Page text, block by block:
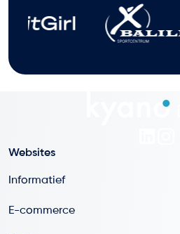
Websites
Informatief
E-commerce